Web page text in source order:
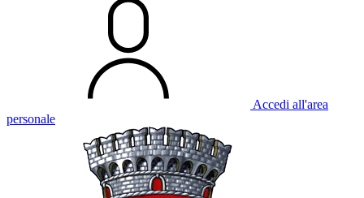
Accedi all'area
personale